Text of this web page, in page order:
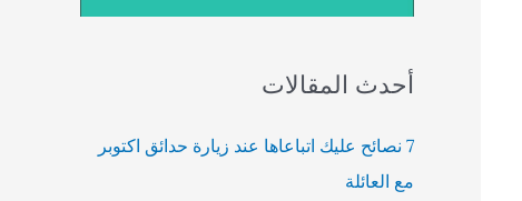
أحدث المقالات
7 نصائح عليك اتباعاها عند زيارة حدائق اكتوبر
مع العائلة